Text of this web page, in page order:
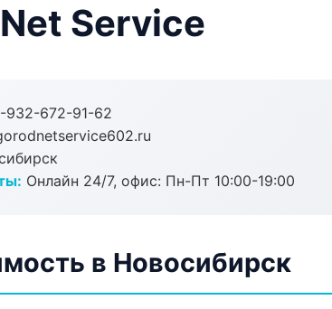
Service
932-672-91-62
Онлайн 24/7, офис: Пн-Пт 10:00-19:00
в Новосибирск